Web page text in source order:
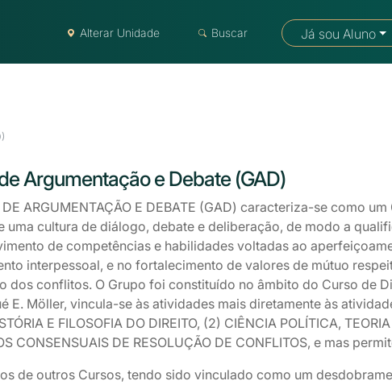
Alterar Unidade Buscar Já sou Aluno
Argumentação e Debate (GAD)
DE ARGUMENTAÇÃO E DEBATE (GAD) caracteriza-se como
uma cultura de diálogo, debate e deliberação, de modo a
de competências e habilidades voltadas ao
interpessoal, e no fortalecimento de valores de mútuo
dos conflitos. O Grupo foi constituído no âmbito do Curso de
E. Möller, vincula-se às atividades mais diretamente às
E FILOSOFIA DO DIREITO, (2) CIÊNCIA POLÍTICA,
CONSENSUAIS DE RESOLUÇÃO DE CONFLITOS, e mas
de outros Cursos, tendo sido vinculado como um